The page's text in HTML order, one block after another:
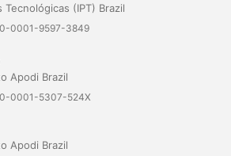
(IPT) Brazil
0001-9597-3849
Apodi Brazil
0001-5307-524X
Apodi Brazil